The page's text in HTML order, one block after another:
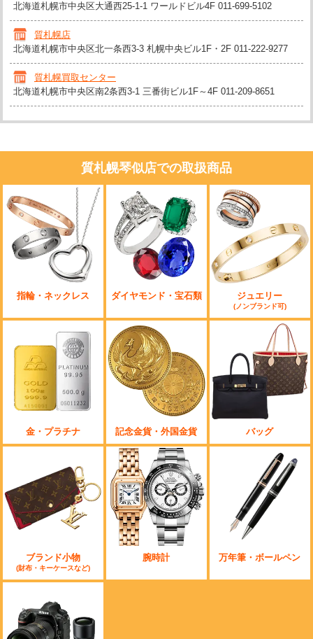
北海道札幌市中央区大通西25-1-1 ワールドビル4F 011-699-5102
質札幌店
北海道札幌市中央区北一条西3-3 札幌中央ビル1F・2F 011-222-9277
質札幌買取センター
北海道札幌市中央区南2条西3-1 三番街ビル1F～4F 011-209-8651
質札幌琴似店での取扱商品
指輪・ネックレス ダイヤモンド・宝石類 ジュエリー
(ノンブランド可)
金・プラチナ 記念金貨・外国金貨 バッグ
ブランド小物
(財布・キーケースなど)
腕時計 万年筆・ボールペン